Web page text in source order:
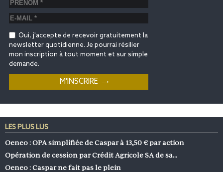
Oui, j'accepte de recevoir gratuitement la
newsletter quotidienne. Je pourrai résilier
mon inscription à tout moment et sur simple
demande.
LES PLUS LUS
Oeneo : OPA simplifiée de Caspar à 13,50 € par action
Opération de cession par Crédit Agricole SA de sa…
Oeneo : Caspar ne fait pas le plein